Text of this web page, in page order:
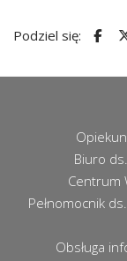
Podziel się:
Biuro
Centrum
Pełnomocnik
Obsługa